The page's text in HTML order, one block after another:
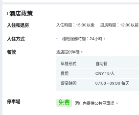
酒店政策
入住和退房 入住時間：15:00以後 退房時間：12:00以前
入住方式 櫃枱服務時間：24小時。
餐飲 酒店提供早餐。
早餐形式
自助餐
費用
CNY 15/人
營業時間
07:00 - 09:00 每天
停車場 免费 酒店內提供公共停車場 。